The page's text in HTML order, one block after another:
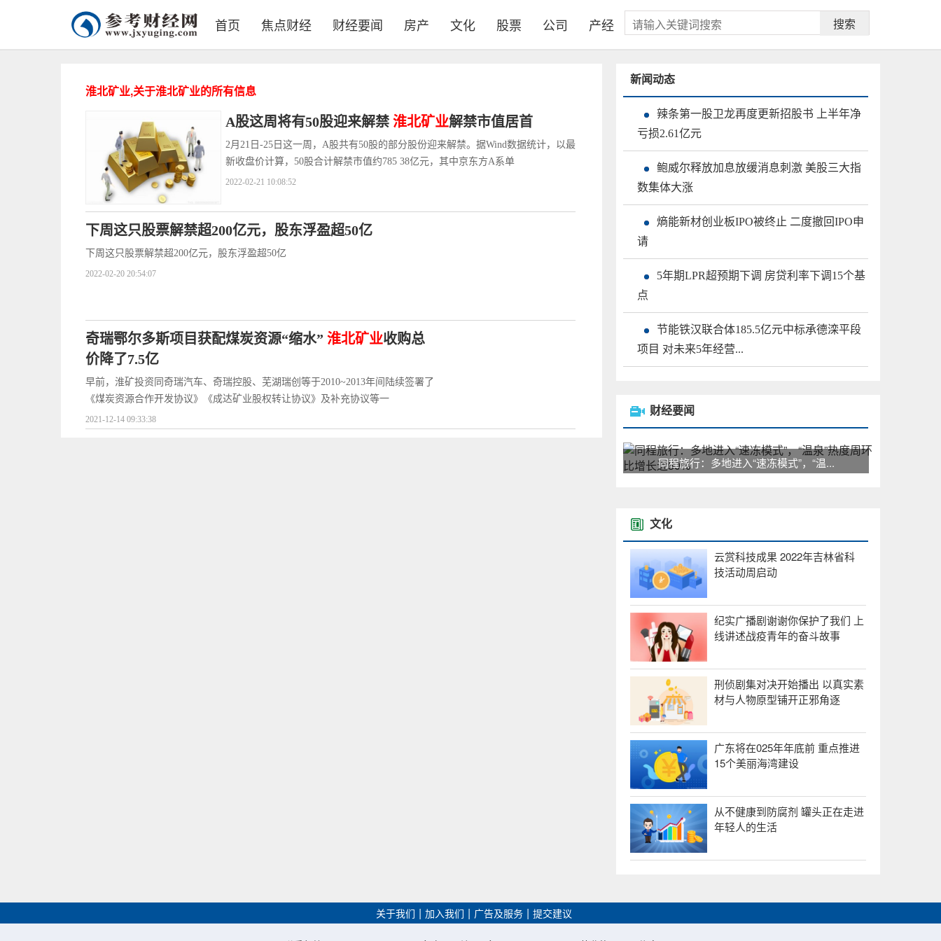
首页 焦点财经 财经要闻 房产 文化 股票 公司 产经 搜索
淮北矿业,关于淮北矿业的所有信息
A股这周将有50股迎来解禁 淮北矿业解禁市值居首
2月21日-25日这一周，A股共有50股的部分股份迎来解禁。据Wind数据统计，以最
新收盘价计算，50股合计解禁市值约785 38亿元，其中京东方A系单
2022-02-21 10:08:52
下周这只股票解禁超200亿元，股东浮盈超50亿
下周这只股票解禁超200亿元，股东浮盈超50亿
2022-02-20 20:54:07
奇瑞鄂尔多斯项目获配煤炭资源“缩水” 淮北矿业收购总
价降了7.5亿
早前，淮矿投资同奇瑞汽车、奇瑞控股、芜湖瑞创等于2010~2013年间陆续签署了
《煤炭资源合作开发协议》《成达矿业股权转让协议》及补充协议等一
2021-12-14 09:33:38
新闻动态
辣条第一股卫龙再度更新招股书 上半年净
亏损2.61亿元
鲍威尔释放加息放缓消息刺激 美股三大指
数集体大涨
熵能新材创业板IPO被终止 二度撤回IPO申
请
5年期LPR超预期下调 房贷利率下调15个基
点
节能铁汉联合体185.5亿元中标承德滦平段
项目 对未来5年经营...
财经要闻
同程旅行：多地进入“速冻模式”，“温...
文化
云赏科技成果 2022年吉林省科
技活动周启动
纪实广播剧谢谢你保护了我们 上
线讲述战疫青年的奋斗故事
刑侦剧集对决开始播出 以真实素
材与人物原型铺开正邪角逐
广东将在025年年底前 重点推进
15个美丽海湾建设
从不健康到防腐剂 罐头正在走进
年轻人的生活
关于我们 | 加入我们 | 广告及服务 | 提交建议